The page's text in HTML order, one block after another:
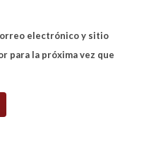
electrónico y sitio
para la próxima vez que